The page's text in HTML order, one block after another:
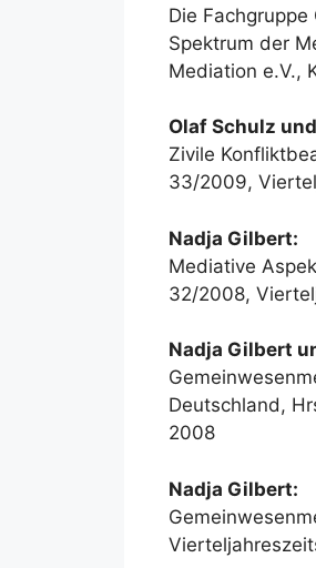
Die
Spektrum der
Mediation e.V.,
Olaf Schulz
Zivile
33/2009,
Nadja Gilbert:
Mediative
32/2008,
Nadja Gilbert
Deutschland,
2008
Nadja Gilbert: